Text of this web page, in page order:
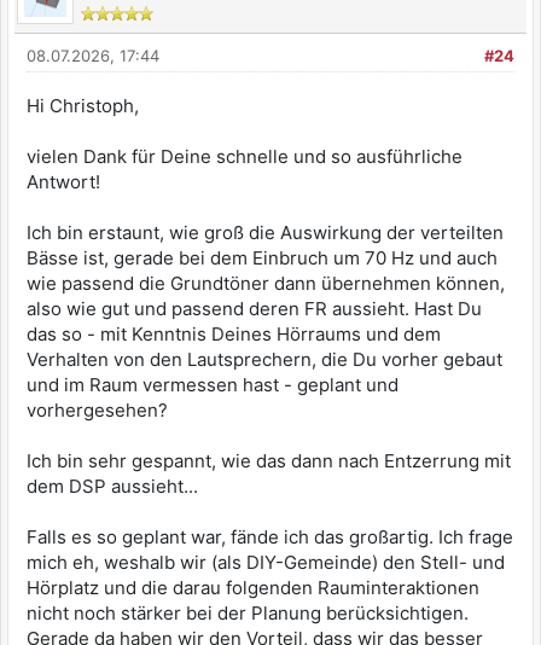
#24
08.07.2026, 17:44
Hi Christoph,
vielen Dank für Deine schnelle und so ausführliche
Antwort!
Ich bin erstaunt, wie groß die Auswirkung der verteilten
Bässe ist, gerade bei dem Einbruch um 70 Hz und auch
wie passend die Grundtöner dann übernehmen können,
also wie gut und passend deren FR aussieht. Hast Du
das so - mit Kenntnis Deines Hörraums und dem
Verhalten von den Lautsprechern, die Du vorher gebaut
und im Raum vermessen hast - geplant und
vorhergesehen?
Ich bin sehr gespannt, wie das dann nach Entzerrung mit
dem DSP aussieht...
Falls es so geplant war, fände ich das großartig. Ich frage
mich eh, weshalb wir (als DIY-Gemeinde) den Stell- und
Hörplatz und die darau folgenden Rauminteraktionen
nicht noch stärker bei der Planung berücksichtigen.
Gerade da haben wir den Vorteil, dass wir das besser